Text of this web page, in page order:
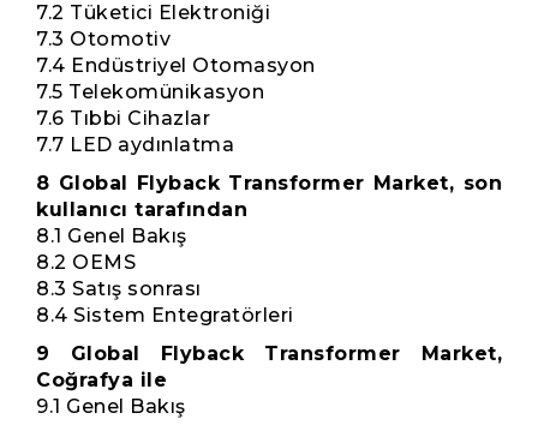
7.2 Tüketici Elektroniği
7.3 Otomotiv
7.4 Endüstriyel Otomasyon
7.5 Telekomünikasyon
7.6 Tıbbi Cihazlar
7.7 LED aydınlatma
8 Global Flyback Transformer Market, son
kullanıcı tarafından
8.1 Genel Bakış
8.2 OEMS
8.3 Satış sonrası
8.4 Sistem Entegratörleri
9 Global Flyback Transformer Market,
Coğrafya ile
9.1 Genel Bakış